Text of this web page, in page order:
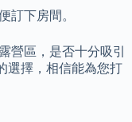
訂下房間。
營區，是否十分吸引
選擇，相信能為您打